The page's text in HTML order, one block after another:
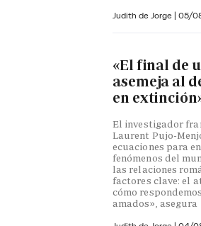
Judith de Jorge | 05/
«El final de
asemeja al
en
El investigador
Laurent Pujo-
ecuaciones para
fenómenos del
las relaciones
factores clave: el
cómo
amados», asegura